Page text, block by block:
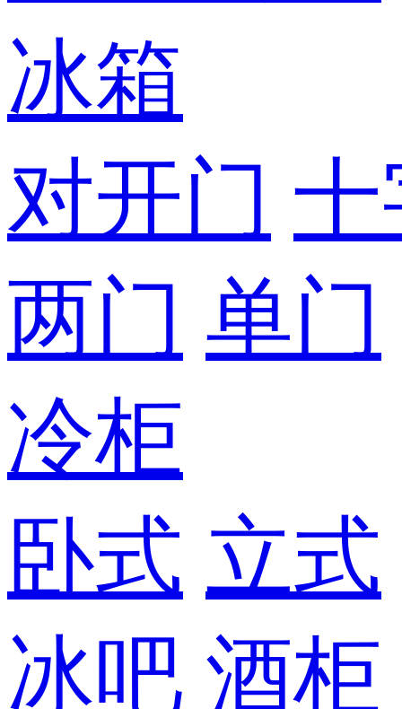
冰箱
对开门
两门 单门
冷柜
卧式 立式
冰吧 酒柜